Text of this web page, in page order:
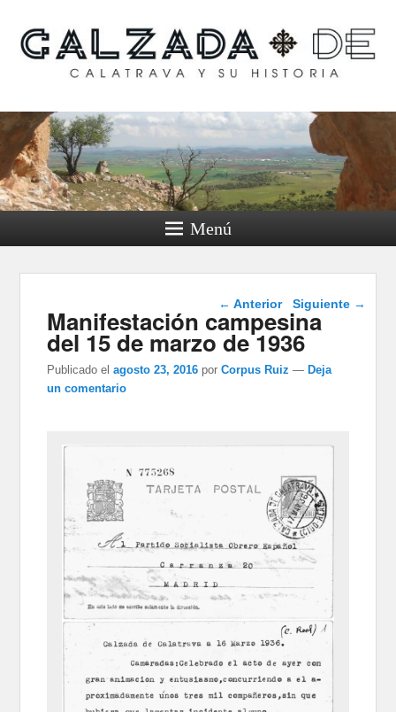
Calzada de Calatrava y
su historia
Menú
Navegación de
entradas
← Anterior Siguiente →
Manifestación campesina
del 15 de marzo de 1936
Publicado el agosto 23, 2016 porCorpus Ruiz — Deja
un comentario